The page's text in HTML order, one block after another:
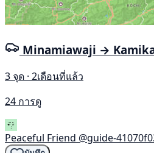
Minamiawaji →
3 จุด · 2เดือนที่แล้ว
24 การดู
Peaceful Friend @guide-